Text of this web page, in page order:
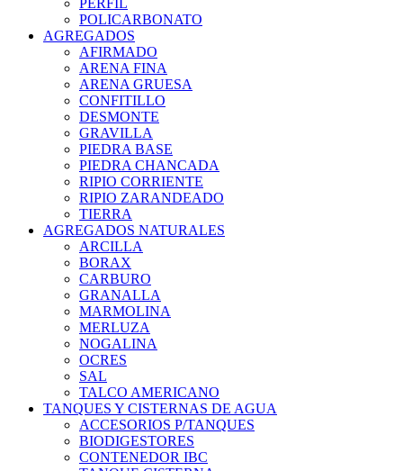
PERFIL
POLICARBONATO
AGREGADOS
AFIRMADO
ARENA FINA
ARENA GRUESA
CONFITILLO
DESMONTE
GRAVILLA
PIEDRA BASE
PIEDRA CHANCADA
RIPIO CORRIENTE
RIPIO ZARANDEADO
TIERRA
AGREGADOS NATURALES
ARCILLA
BORAX
CARBURO
GRANALLA
MARMOLINA
MERLUZA
NOGALINA
OCRES
SAL
TALCO AMERICANO
TANQUES Y CISTERNAS DE AGUA
ACCESORIOS P/TANQUES
BIODIGESTORES
CONTENEDOR IBC